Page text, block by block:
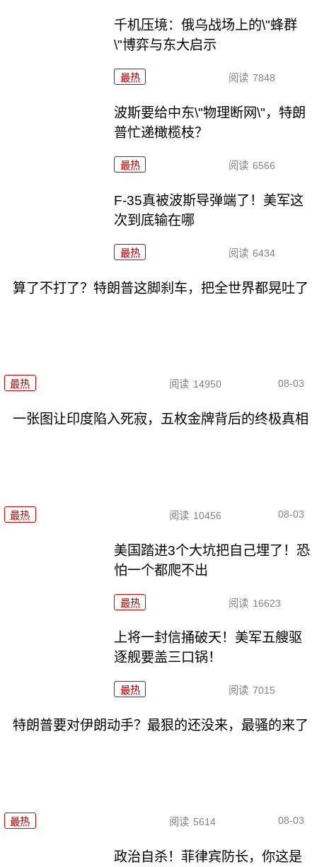
千机压境：俄乌战场上的\"蜂群
\"博弈与东大启示
最热 阅读 7848
波斯要给中东\"物理断网\"，特朗
普忙递橄榄枝？
最热 阅读 6566
F-35真被波斯导弹端了！美军这
次到底输在哪
最热 阅读 6434
算了不打了？特朗普这脚刹车，把全世界都晃吐了
最热 阅读 14950 08-03
一张图让印度陷入死寂，五枚金牌背后的终极真相
最热 阅读 10456 08-03
美国踏进3个大坑把自己埋了！恐
怕一个都爬不出
最热 阅读 16623
上将一封信捅破天！美军五艘驱
逐舰要盖三口锅！
最热 阅读 7015
特朗普要对伊朗动手？最狠的还没来，最骚的来了
最热 阅读 5614 08-03
政治自杀！菲律宾防长，你这是